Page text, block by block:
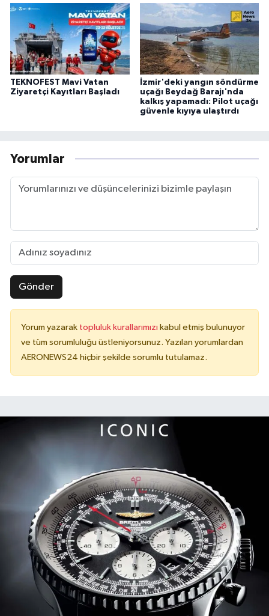
TEKNOFEST Mavi Vatan
Ziyaretçi Kayıtları Başladı
İzmir'deki yangın söndürme
uçağı Beydağ Barajı'nda
kalkış yapamadı: Pilot uçağı
güvenle kıyıya ulaştırdı
Yorumlar
Gönder
Yorum yazarak topluluk kurallarımızı kabul etmiş bulunuyor
ve tüm sorumluluğu üstleniyorsunuz. Yazılan yorumlardan
AERONEWS24 hiçbir şekilde sorumlu tutulamaz.